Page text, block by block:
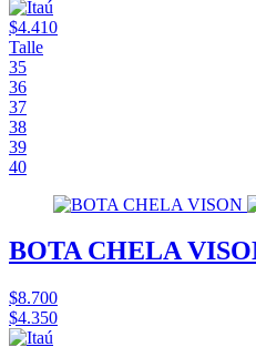
$4.410
Talle
35
36
37
38
39
40
BOTA CHELA
$8.700
$4.350